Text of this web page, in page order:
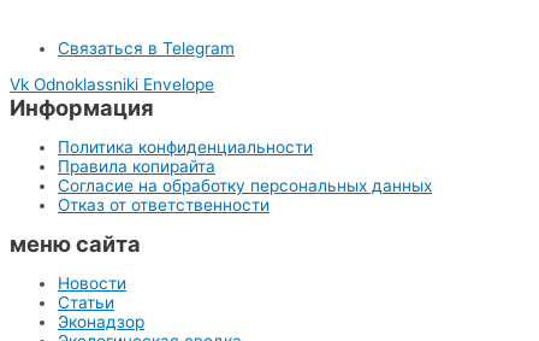
Связаться в Telegram
Vk Odnoklassniki Envelope
Информация
Политика конфиденциальности
Правила копирайта
Согласие на обработку персональных данных
Отказ от ответственности
меню сайта
Новости
Статьи
Эконадзор